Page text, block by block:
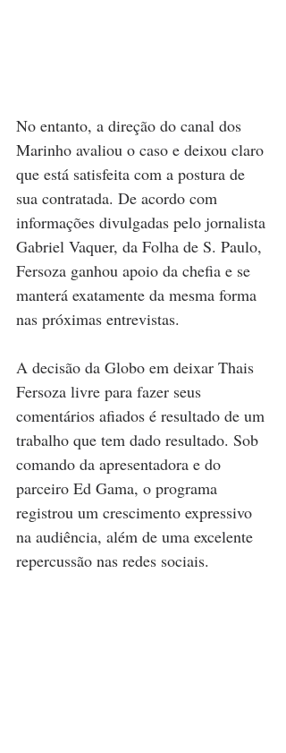
No entanto, a direção do canal dos
Marinho avaliou o caso e deixou claro
que está satisfeita com a postura de
sua contratada. De acordo com
informações divulgadas pelo jornalista
Gabriel Vaquer, da Folha de S. Paulo,
Fersoza ganhou apoio da chefia e se
manterá exatamente da mesma forma
nas próximas entrevistas.
A decisão da Globo em deixar Thais
Fersoza livre para fazer seus
comentários afiados é resultado de um
trabalho que tem dado resultado. Sob
comando da apresentadora e do
parceiro Ed Gama, o programa
registrou um crescimento expressivo
na audiência, além de uma excelente
repercussão nas redes sociais.